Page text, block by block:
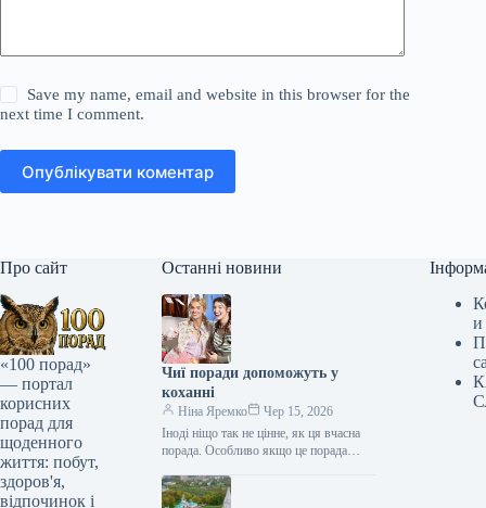
Save my name, email and website in this browser for the
next time I comment.
Опублікувати коментар
Про сайт
«100 порад»
— портал
корисних
порад для
щоденного
життя: побут,
здоров'я,
відпочинок і
Останні новини
Чиї поради допоможуть у
коханні
Ніна Яремко
Чер 15, 2026
Іноді ніщо так не цінне, як ця вчасна
порада. Особливо якщо це порада
косметолога, тренера, стиліста…
и